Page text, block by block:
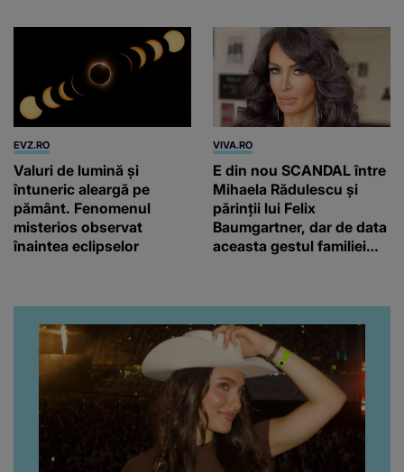
EVZ.RO
Valuri de lumină și
întuneric aleargă pe
pământ. Fenomenul
misterios observat
înaintea eclipselor
VIVA.RO
E din nou SCANDAL între
Mihaela Rădulescu și
părinții lui Felix
Baumgartner, dar de data
aceasta gestul familiei
noastră! Fostei
prezentatoare nici că-i
vine să creadă că s-a
ajuns până aici, dar e
adevărat, au făcut-o și pe
asta! Și ce a ieșit la iveală
ar fi prea mult pentru
oricine: "Cu… mine, fata
româncă...”